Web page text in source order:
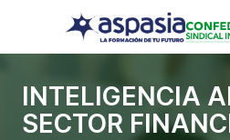
INTELIGENCIA
SECTOR